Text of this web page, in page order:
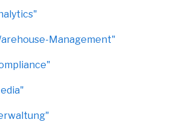
Management"